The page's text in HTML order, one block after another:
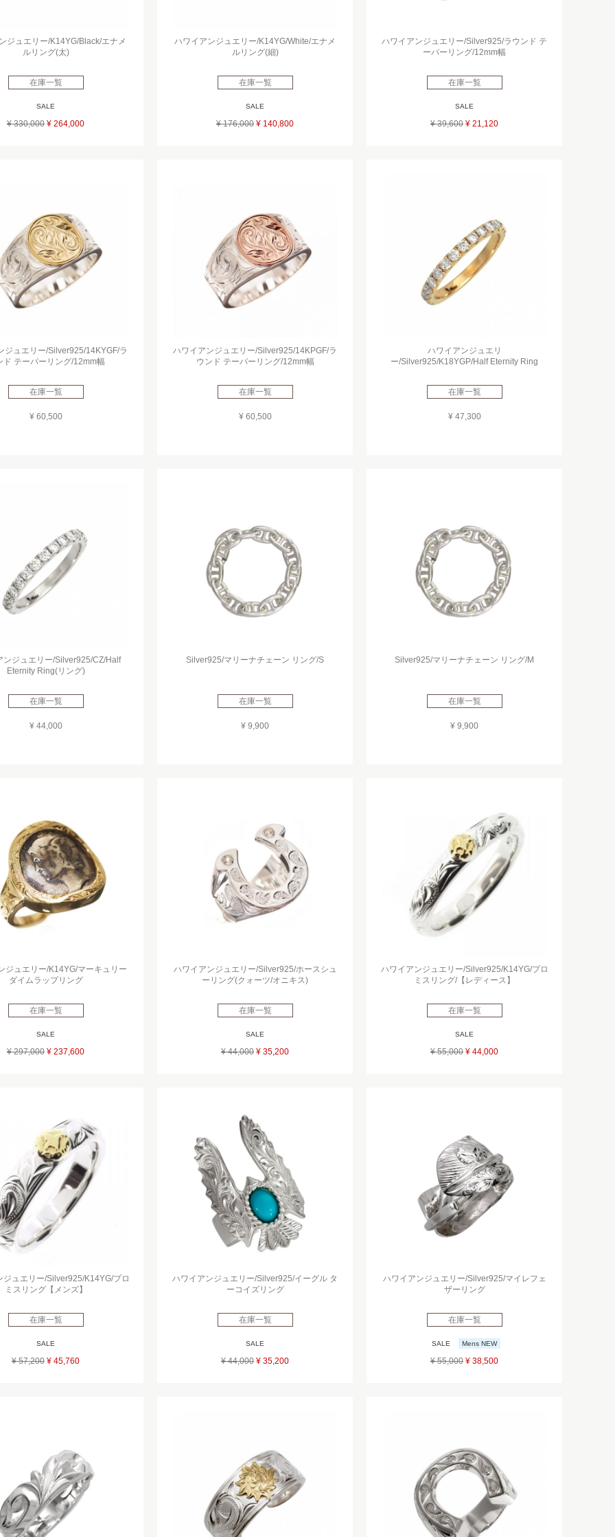
ジュエリー/K14YG/Black/エナメ
ルリング(太)
在庫一覧
SALE
¥ 330,000 ¥ 264,000
ハワイアンジュエリー/K14YG/White/エナメ
ルリング(細)
在庫一覧
SALE
¥ 176,000 ¥ 140,800
ハワイアンジュエリー/Silver925/ラウンド テ
ーパーリング/12mm幅
在庫一覧
SALE
¥ 39,600 ¥ 21,120
ジュエリー/Silver925/14KYGF/ラ
ド テーパーリング/12mm幅
在庫一覧
¥ 60,500
ハワイアンジュエリー/Silver925/14KPGF/ラ
ウンド テーパーリング/12mm幅
在庫一覧
¥ 60,500
ハワイアンジュエリ
ー/Silver925/K18YGP/Half Eternity Ring
在庫一覧
¥ 47,300
ンジュエリー/Silver925/CZ/Half
Eternity Ring(リング)
在庫一覧
¥ 44,000
Silver925/マリーナチェーン リング/S
在庫一覧
¥ 9,900
Silver925/マリーナチェーン リング/M
在庫一覧
¥ 9,900
ジュエリー/K14YG/マーキュリー
ダイムラップリング
在庫一覧
SALE
¥ 297,000 ¥ 237,600
ハワイアンジュエリー/Silver925/ホースシュ
ーリング(クォーツ/オニキス)
在庫一覧
SALE
¥ 44,000 ¥ 35,200
ハワイアンジュエリー/Silver925/K14YG/プロ
ミスリング/【レディース】
在庫一覧
SALE
¥ 55,000 ¥ 44,000
ジュエリー/Silver925/K14YG/プロ
ミスリング【メンズ】
在庫一覧
SALE
¥ 57,200 ¥ 45,760
ハワイアンジュエリー/Silver925/イーグル タ
ーコイズリング
在庫一覧
SALE
¥ 44,000 ¥ 35,200
ハワイアンジュエリー/Silver925/マイレフェ
ザーリング
在庫一覧
SALE Mens NEW
¥ 55,000 ¥ 38,500